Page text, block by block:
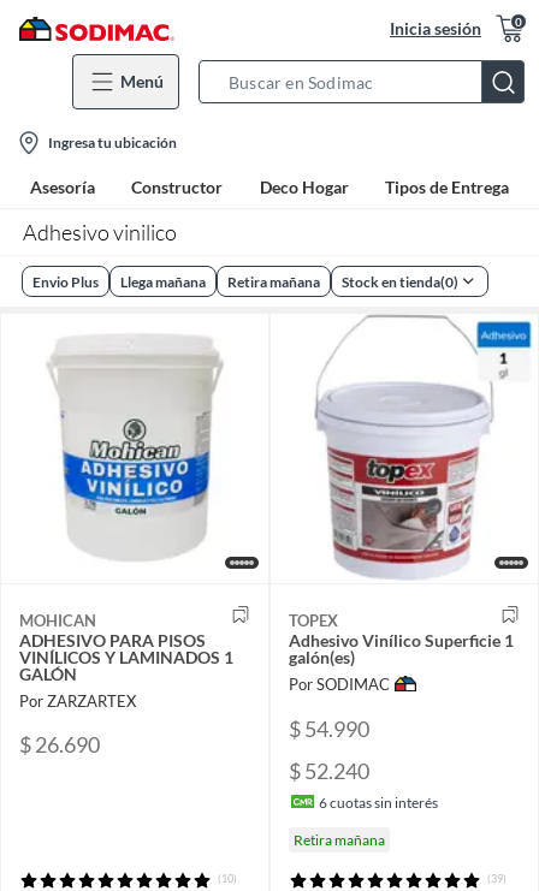
Inicia sesión 0
Menú
Bar
location-
icon
Ingresa tu ubicación
Asesoría Constructor Deco Hogar Tipos de Entrega
Adhesivo vinilico
Envio Plus Llega mañana Retira mañana Stock en tienda(0)
MOHICAN
ADHESIVO PARA PISOS
VINÍLICOS Y LAMINADOS 1
GALÓN
Por ZARZARTEX
$ 26.690
(10)
TOPEX
Adhesivo Vinílico Superficie 1
galón(es)
Por SODIMAC
$ 54.990
$ 52.240
6cuotas sin interés
Retira mañana
(39)